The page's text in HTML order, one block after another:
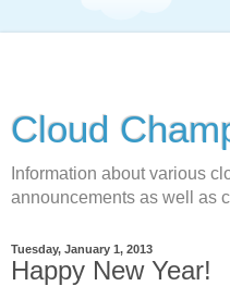
Cloud
Information about various
announcements as well as
Tuesday, January 1, 2013
Happy New Year!